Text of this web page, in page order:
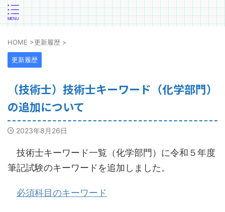
HOME >更新履歴 >
更新履歴
（技術士）技術士キーワード（化学部門）
の追加について
2023年8月26日
技術士キーワード一覧（化学部門）に令和５年度
筆記試験のキーワードを追加しました。
必須科目のキーワード